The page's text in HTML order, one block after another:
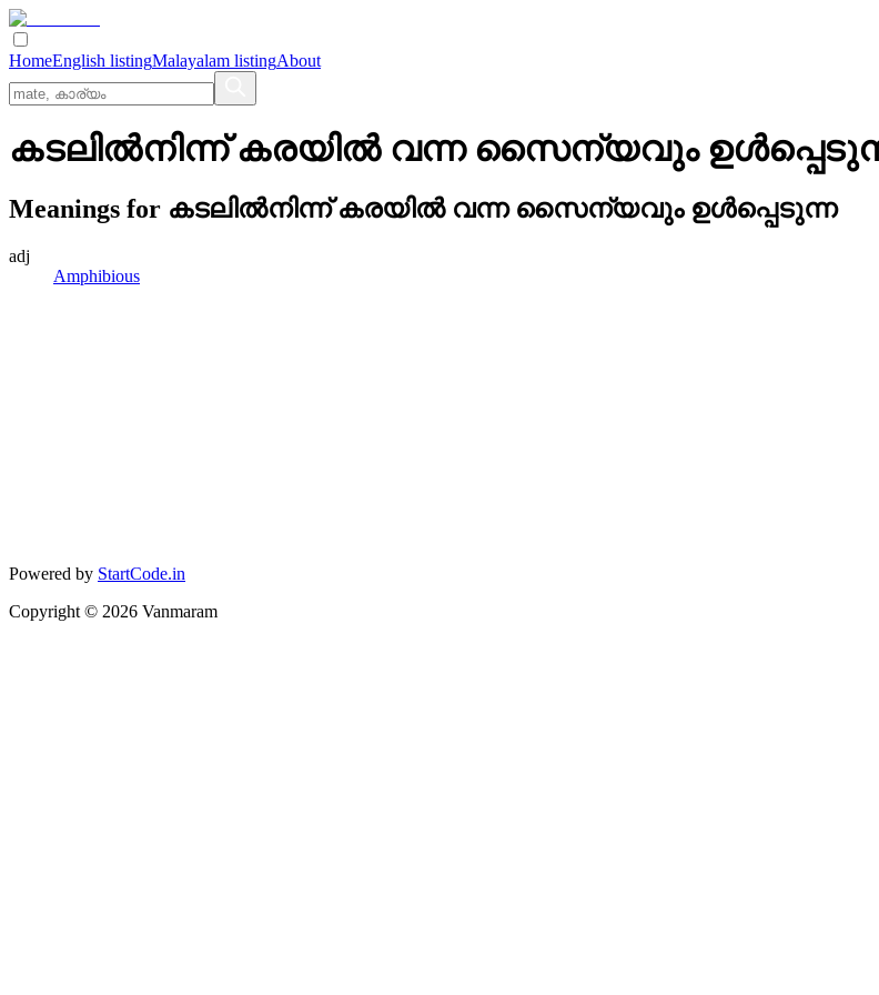
HomeEnglish listingMalayalam listingAbout
കടലില്‍നിന്ന്‌ കരയില്‍ വന്ന സൈന്യവും
Meanings for കടലില്‍നിന്ന്‌ കരയില്‍ വന്ന സൈന്യവും ഉള്‍പ്പെടുന്ന
adj
Amphibious
Powered by StartCode.in
Copyright © 2026 Vanmaram